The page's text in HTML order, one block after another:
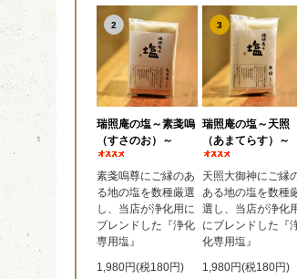
2
瑞照庵の塩～素戔嗚
（すさのお）～
素戔嗚尊にご縁のあ
る地の塩を数種厳選
し、当店が浄化用に
ブレンドした『浄化
専用塩』
1,980円(税180円)
3
瑞照庵の塩～天照
（あまてらす）～
天照大御神にご縁
ある地の塩を数種
選し、当店が浄化
にブレンドした『
化専用塩』
1,980円(税180円)